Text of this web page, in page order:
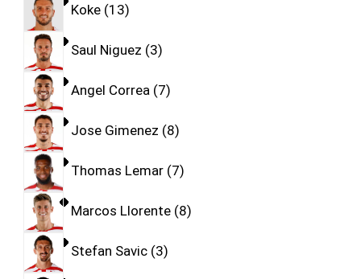
Koke 13
Saul Niguez 3
Angel Correa 7
Jose Gimenez 8
Thomas Lemar 7
Marcos Llorente 8
Stefan Savic 3